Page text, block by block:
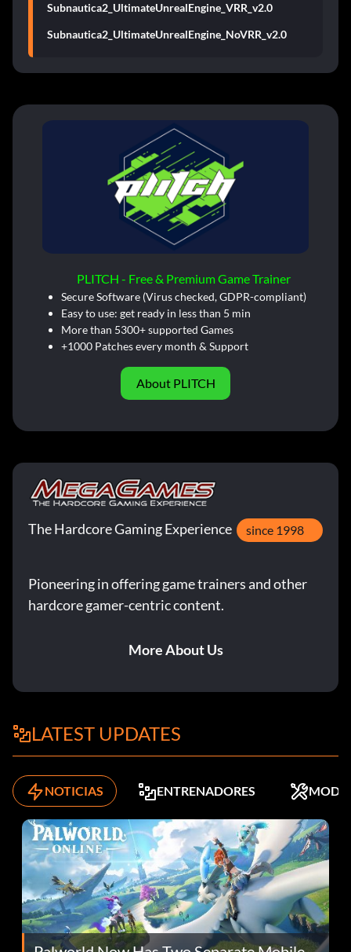
Subnautica2_UltimateUnrealEngine_VRR_v2.0
Subnautica2_UltimateUnrealEngine_NoVRR_v2.0
PLITCH - Free & Premium Game Trainer
Secure Software (Virus checked, GDPR-compliant)
Easy to use: get ready in less than 5 min
More than 5300+ supported Games
+1000 Patches every month & Support
About PLITCH
The Hardcore Gaming Experience since 1998
Pioneering in offering game trainers and other
hardcore gamer-centric content.
More About Us
LATEST UPDATES
NOTICIAS ENTRENADORES MODS